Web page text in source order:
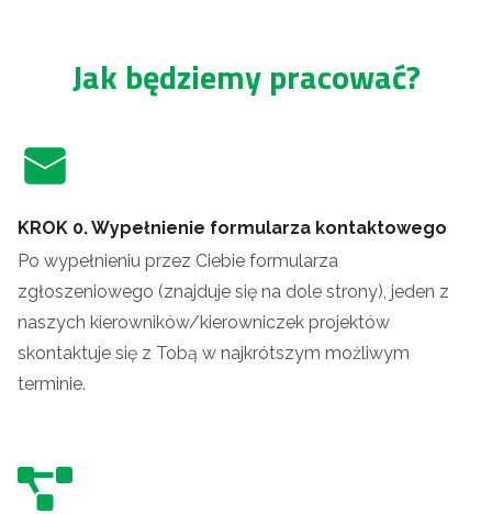
Jak będziemy pracować?
KROK 0. Wypełnienie formularza kontaktowego
Po wypełnieniu przez Ciebie formularza
zgłoszeniowego (znajduje się na dole strony), jeden z
naszych kierowników/kierowniczek projektów
skontaktuje się z Tobą w najkrótszym możliwym
terminie.